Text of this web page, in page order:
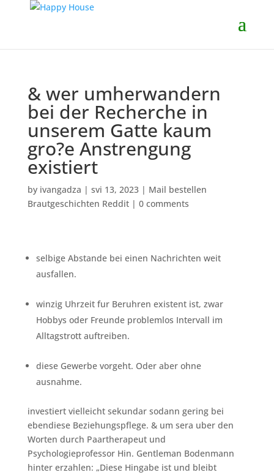
& wer umherwandern
bei der Recherche in
unserem Gatte kaum
gro?e Anstrengung
existiert
by ivangadza | svi 13, 2023| Mail bestellen
Brautgeschichten Reddit| 0 comments
selbige Abstande bei einen Nachrichten weit
ausfallen.
winzig Uhrzeit fur Beruhren existent ist, zwar
Hobbys oder Freunde problemlos Intervall im
Alltagstrott auftreiben.
diese Gewerbe vorgeht. Oder aber ohne
ausnahme.
investiert vielleicht sekundar sodann gering bei
ebendiese Beziehungspflege. & um sera uber den
Worten durch Paartherapeut und
Psychologieprofessor Hin. Gentleman Bodenmann
hinter erzahlen: „Diese Hingabe ist und bleibt